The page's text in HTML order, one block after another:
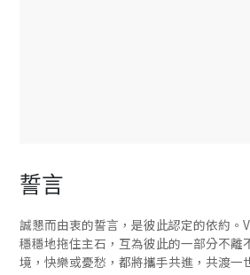
誓言
誠懇而由衷的誓言，是彼此認定的依約。
穩穩地拖住主石，互為彼此的一部分不離
境，快樂或憂愁，都將攜手共進，共渡一